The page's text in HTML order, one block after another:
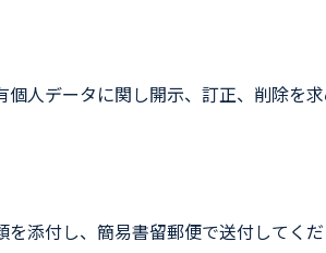
人データに関し開示、訂正、削除
添付し、簡易書留郵便で送付してく